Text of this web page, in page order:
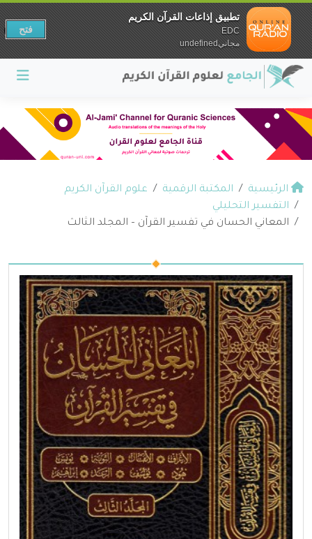
الرئيسية المكتبة الرقمية
علوم القرآن الكريم
التفسير التحليلي
المعاني الحسان في تفسير القرآن – المجلد الثالث
تطبيق إذاعات القرآن الكريم
EDC
مجانيundefined
فتح